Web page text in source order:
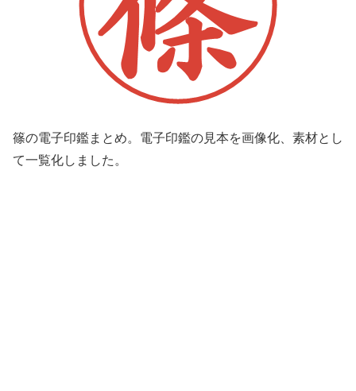
篠の電子印鑑まとめ。電子印鑑の見本を画像化、素材とし
て一覧化しました。